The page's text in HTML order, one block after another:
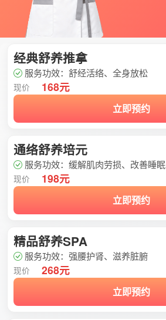
经典舒养推拿
服务功效：舒经活络、全身放松
现价 168元
立即预约
通络舒养培元
服务功效：缓解肌肉劳损、改善睡眠
现价 198元
立即预约
精品舒养SPA
服务功效：强腰护肾、滋养脏腑
现价 268元
立即预约